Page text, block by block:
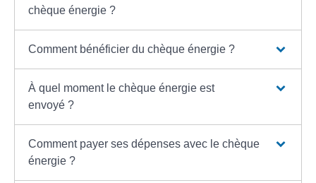
chèque énergie ?
Comment bénéficier du chèque énergie ?
À quel moment le chèque énergie est
envoyé ?
Comment payer ses dépenses avec le chèque
énergie ?